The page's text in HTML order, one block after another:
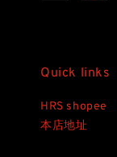
Quick links
HRS shopee
本店地址